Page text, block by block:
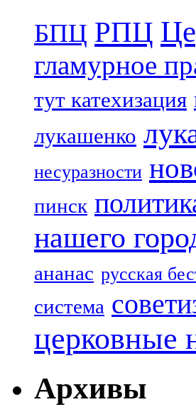
БПЦ РПЦ
гламурное
тут катехизация
лукашенко
несуразности
пинск
нашего
ананас русская
система
церковные
Архивы